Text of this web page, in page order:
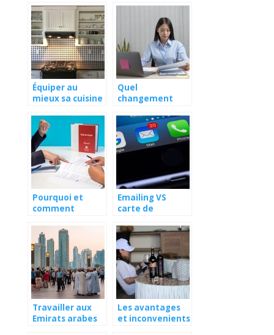
évidente pour
un bon sommeil
Équiper au
mieux sa cuisine
façon
Quel
changement
entreprises en
2020 ?
Pourquoi et
comment
l’inspection du
travail (en
France)?
Emailing VS
carte de
quelle est la
tendance à
suivre pour les
jeunes
entreprises
Travailler aux
Emirats arabes
Les avantages
et inconvenients